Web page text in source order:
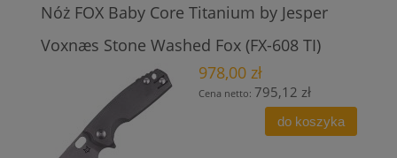
Nóż FOX Baby Core Titanium by Jesper
Voxnæs Stone Washed Fox (FX-608 TI)
978,00 zł
Cena netto: 795,12 zł
do koszyka